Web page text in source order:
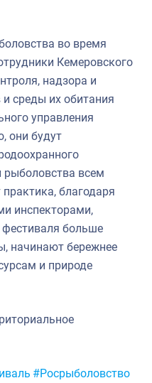
во время
Кемеровского
надзора и
среды их обитания
управления
они будут
рыболовства всем
благодаря
инспекторами,
больше
начинают бережнее
и природе
#Росрыболовство